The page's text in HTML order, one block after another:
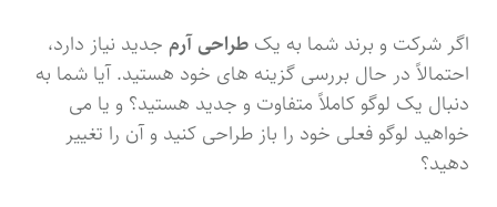
اگر شرکت و برند شما به یک طراحی آرم جدید نیاز دارد،
احتمالاً در حال بررسی گزینه های خود هستید. آیا شما به
دنبال یک لوگو کاملاً متفاوت و جدید هستید؟ و یا می
خواهید لوگو فعلی خود را باز طراحی کنید و آن را تغییر
دهید؟